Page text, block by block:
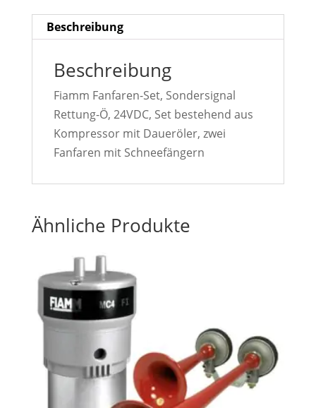
Beschreibung
Beschreibung
Fiamm Fanfaren-Set, Sondersignal
Rettung-Ö, 24VDC, Set bestehend aus
Kompressor mit Daueröler, zwei
Fanfaren mit Schneefängern
Ähnliche Produkte